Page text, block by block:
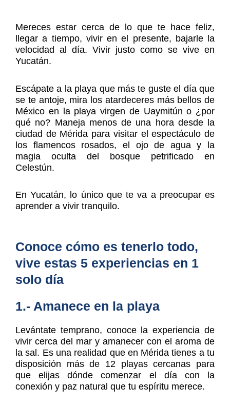
Mereces estar cerca de lo que te hace feliz,
llegar a tiempo, vivir en el presente, bajarle la
velocidad al día. Vivir justo como se vive en
Yucatán.
Escápate a la playa que más te guste el día que
se te antoje, mira los atardeceres más bellos de
México en la playa virgen de Uaymitún o ¿por
qué no? Maneja menos de una hora desde la
ciudad de Mérida para visitar el espectáculo de
los flamencos rosados, el ojo de agua y la
magia oculta del bosque petrificado en
Celestún.
En Yucatán, lo único que te va a preocupar es
aprender a vivir tranquilo.
Conoce cómo es tenerlo todo,
vive estas 5 experiencias en 1
solo día
1.- Amanece en la playa
Levántate temprano, conoce la experiencia de
vivir cerca del mar y amanecer con el aroma de
la sal. Es una realidad que en Mérida tienes a tu
disposición más de 12 playas cercanas para
que elijas dónde comenzar el día con la
conexión y paz natural que tu espíritu merece.